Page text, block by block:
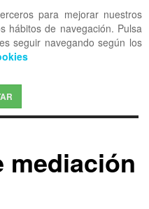
para mejorar nuestros
hábitos de navegación. Pulsa
seguir navegando según los
mediación